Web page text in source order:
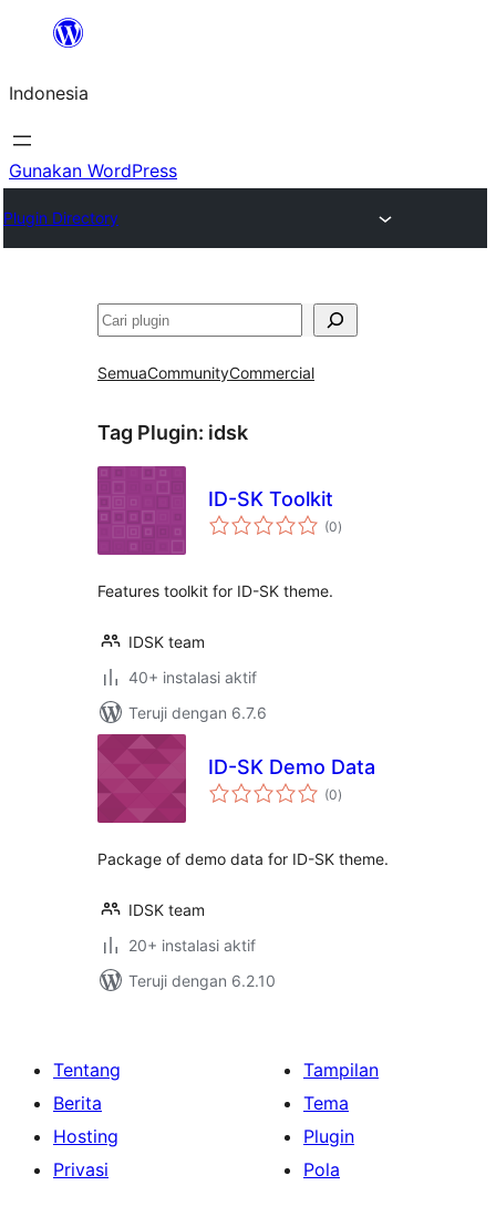
Lewati
konten
Indonesia
Gunakan WordPress
Plugin Directory
Cari
SemuaCommunityCommercial
Tag Plugin: idsk
ID-SK Toolkit
(0total
rating
)
Features toolkit for ID-SK theme.
IDSK team
40+ instalasi aktif
Teruji dengan 6.7.6
ID-SK Demo Data
(0total
rating
)
Package of demo data for ID-SK theme.
IDSK team
20+ instalasi aktif
Teruji dengan 6.2.10
Tentang
Berita
Hosting
Privasi
Tampilan
Tema
Plugin
Pola